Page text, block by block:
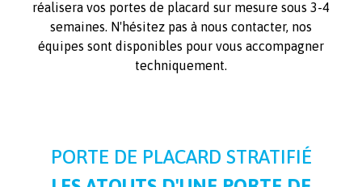
réalisera vos portes de placard sur mesure sous 3-4
semaines. N'hésitez pas à nous contacter, nos
équipes sont disponibles pour vous accompagner
techniquement.
PORTE DE PLACARD STRATIFIÉ